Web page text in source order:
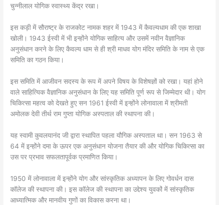
चुन्नीलाल योगिक स्वास्थ्य केंद्र रखा।
इस कड़ी में सौराष्ट्र के राजकोट नामक शहर में 1943 में कैवल्यधाम की एक शाखा
खोली। 1943 ईस्वी में भी इन्होंने योगिक साहित्य और उसमें नवीन वैज्ञानिक
अनुसंधान करने के लिए कैवल्य धाम से ही श्री माधव योग मंदिर समिति के नाम से एक
समिति का गठन किया।
इस समिति में आजीवन सदस्य के रूप में अपने विषय के विशेषज्ञों को रखा। यहां होने
वाले साहित्यिक वैज्ञानिक अनुसंधान के लिए यह समिति पूर्ण रूप से जिम्मेदार थी। योग
चिकित्सा महत्व को देखते हुए सन 1961 ईस्वी में इन्होंने लोनावाला में श्रीमती
अमोलक देवी तीर्थ राम गुप्ता योगिक अस्पताल की स्थापना की।
यह स्वामी कुवलयानंद जी द्वारा स्थापित पहला यौगिक अस्पताल था। सन 1963 से
64 में इन्होंने दमा के ऊपर एक अनुसंधान योजना तैयार की और योगिक चिकित्सा का
उस पर प्रभाव सफलतापूर्वक प्रमाणित किया।
1950 में लोनावाला में इन्होंने योग और सांस्कृतिक अध्यापन के लिए गोवर्धन दास
कॉलेज की स्थापना की। इस कॉलेज की स्थापना का उद्देश्य युवकों में सांस्कृतिक
आध्यात्मिक और मानवीय गुणों का विकास करना था।